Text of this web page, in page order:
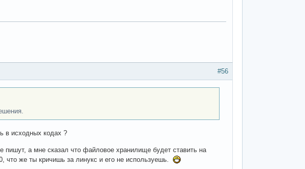
#56
в исходных кодах ?
пишут, а мне сказал что файловое хранилище будет ставить на
что же ты кричишь за линукс и его не используешь.